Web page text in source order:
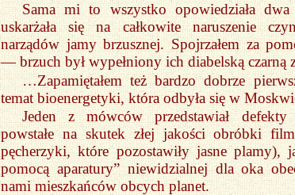
Sama mi to wszystko opowiedziała dwa
uskarżała się na całkowite naruszenie
narządów jamy brzusznej. Spojrzałem za
— brzuch był wypełniony ich diabelską czarną
…Zapamiętałem też bardzo dobrze
temat bioenergetyki, która odbyła się w
Jeden z mówców przedstawiał defekty
powstałe na skutek złej jakości obróbki
pęcherzyki, które pozostawiły jasne plamy),
pomocą aparatury” niewidzialnej dla oka
nami mieszkańców obcych planet.